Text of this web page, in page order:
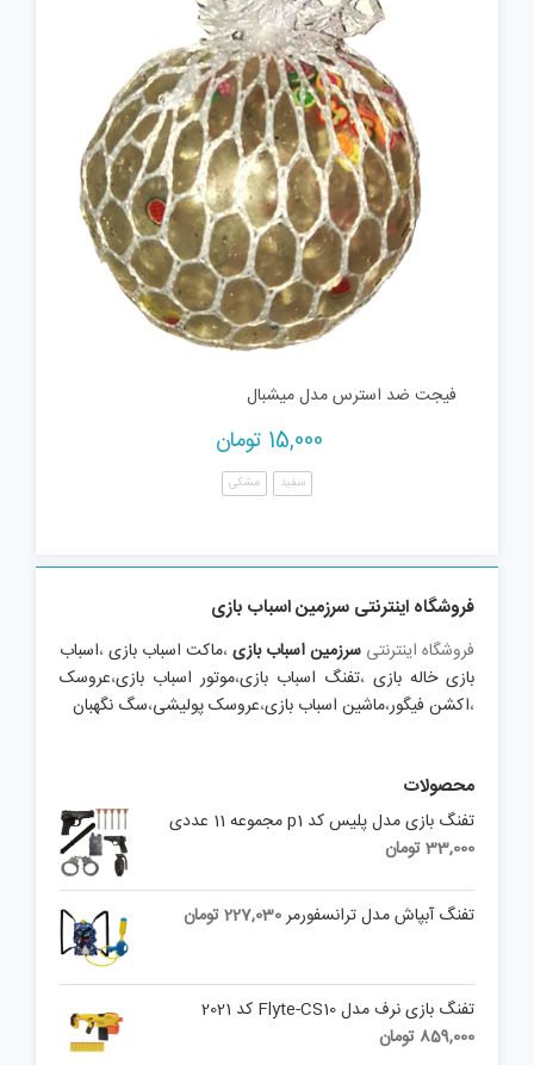
فیجت ضد استرس مدل میشبال
15,000 تومان
سفید مشکی
فروشگاه اینترنتی سرزمین اسباب بازی
فروشگاه اینترنتی سرزمین اسباب بازی،ماکت اسباب بازی،اسباب
بازی خاله بازی ،تفنگ اسباب بازی،موتور اسباب بازی،عروسک
،اکشن فیگور،ماشین اسباب بازی،عروسک پولیشی،سگ نگهبان
محصولات
تفنگ بازی مدل پلیس کد p1 مجموعه 11 عددی
33,000تومان
تفنگ آبپاش مدل ترانسفورمر227,030تومان
تفنگ بازی نرف مدل Flyte-CS10 کد 2021
859,000 تومان